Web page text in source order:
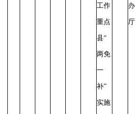
工作
重点
县“
两免
一
补”
实施
厅